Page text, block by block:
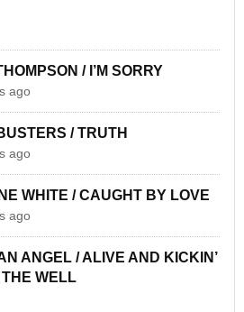
/ I’M SORRY
ago
/ TRUTH
ago
WHITE / CAUGHT BY LOVE
ago
ANGEL / ALIVE AND KICKIN’
WELL